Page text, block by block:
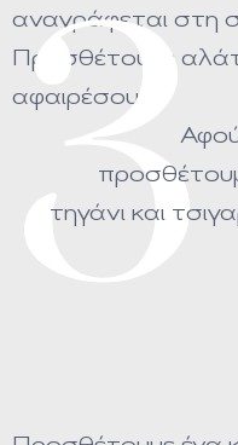
αναγράφεται στη
Προσθέτουμε
αφαιρέσουμε.
3
τηγάνι και